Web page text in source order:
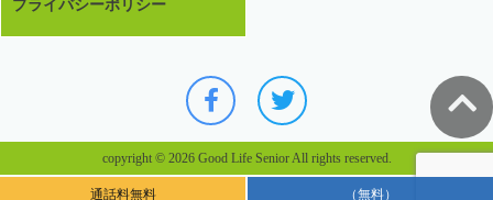
プライバシーポリシー
copyright © 2026 Good Life Senior All rights reserved.
通話料無料 （無料）